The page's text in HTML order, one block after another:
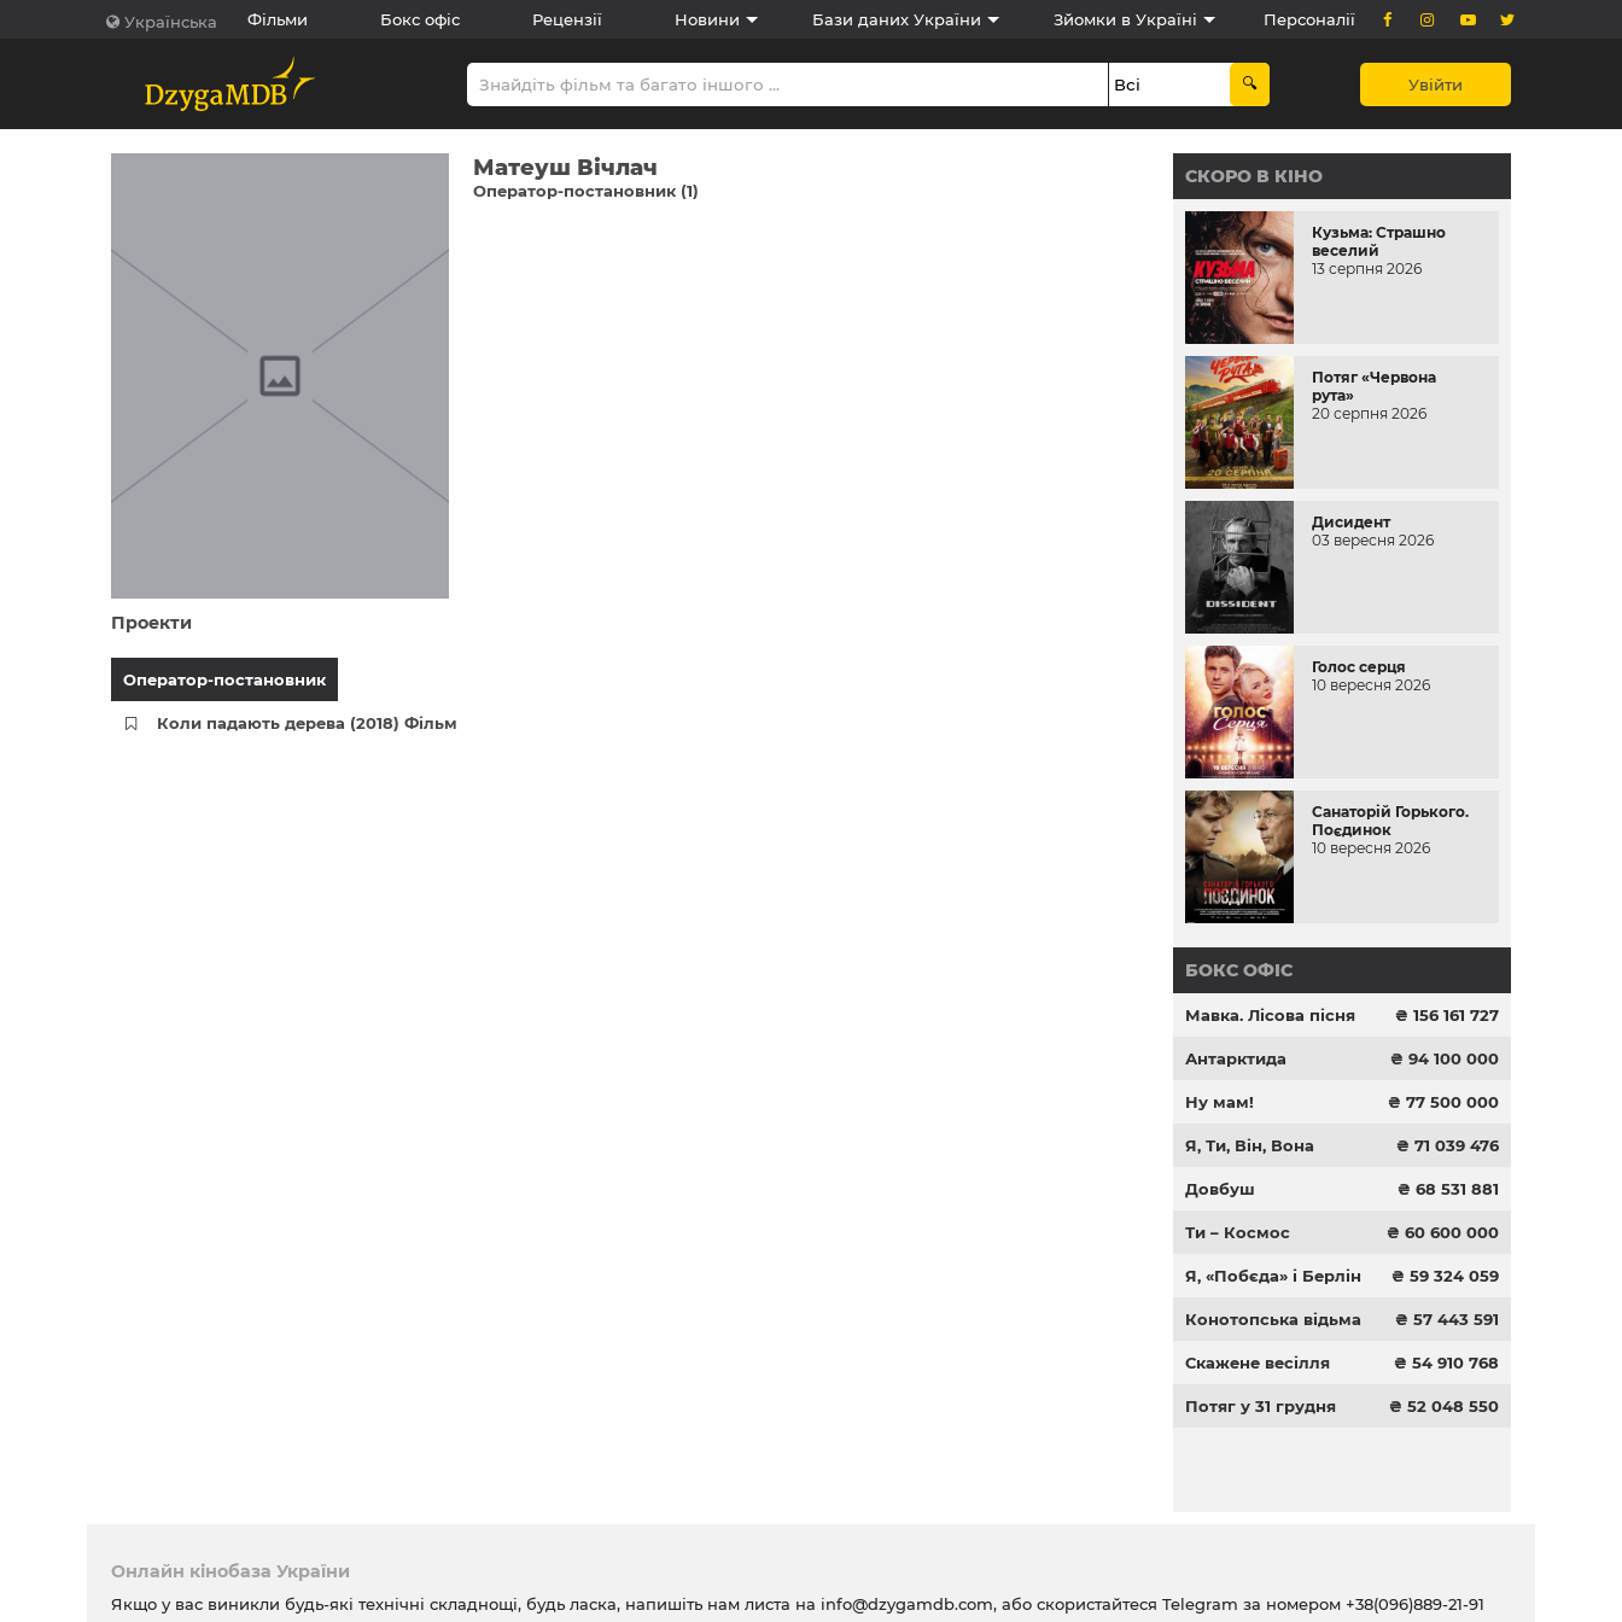
Українська Фільми Бокс офіс Рецензії Новини Бази даних України Зйомки в Україні Персоналії
Увійти
Матеуш Вічлач
Оператор-постановник (1)
Проекти
Оператор-постановник
Коли падають дерева (2018) Фільм
СКОРО В КІНО
Кузьма: Страшно
веселий
13 серпня 2026
Потяг «Червона
рута»
20 серпня 2026
Дисидент
03 вересня 2026
Голос серця
10 вересня 2026
Санаторій Горького.
Поєдинок
10 вересня 2026
БОКС ОФІС
Мавка. Лісова пісня ₴ 156 161 727
Антарктида ₴ 94 100 000
Ну мам! ₴ 77 500 000
Я, Ти, Він, Вона ₴ 71 039 476
Довбуш ₴ 68 531 881
Ти – Космос ₴ 60 600 000
Я, «Побєда» і Берлін ₴ 59 324 059
Конотопська відьма ₴ 57 443 591
Скажене весілля ₴ 54 910 768
Потяг у 31 грудня ₴ 52 048 550
Онлайн кінобаза України
Якщо у вас виникли будь-які технічні складнощі, будь ласка, напишіть нам листа на info@dzygamdb.com, або скористайтеся Telegram за номером +38(096)889-21-91